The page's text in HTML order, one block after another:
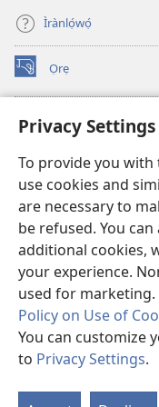
Privacy Settings
To provide you with
use cookies and
are necessary to
be refused. You
additional cookies,
your experience.
used for
Policy on Use of
You can customize
to Privacy Settings.
Ìrànlọ́wọ́
Ọrẹ
(opens
new
ÀKÁ ÌWÉ ORÍ
(opens
window)JW Hub
(opens
new
window)JW Library
Watchtower Library
Copyright© 2026 Watch
ÀDÉHÙN LÍLO ÌKÀNNÌ